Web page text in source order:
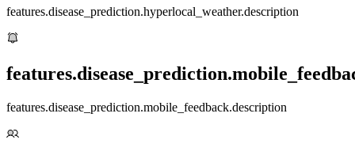
features.disease_prediction.hyperlocal_weather.description
features.disease_prediction.mobile_feedback.description